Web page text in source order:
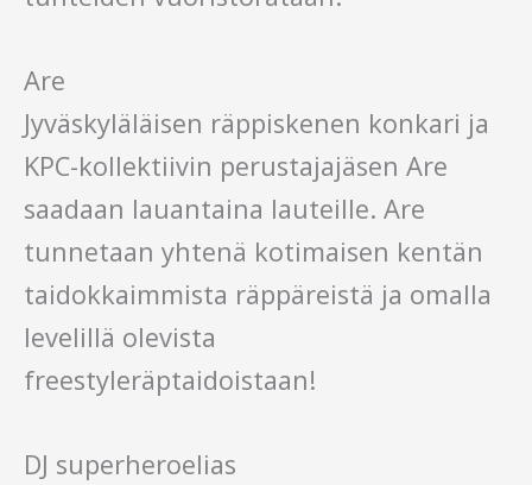
Are
Jyväskyläläisen räppiskenen konkari ja
KPC-kollektiivin perustajajäsen Are
saadaan lauantaina lauteille. Are
tunnetaan yhtenä kotimaisen kentän
taidokkaimmista räppäreistä ja omalla
levelillä olevista
freestyleräptaidoistaan!
DJ superheroelias